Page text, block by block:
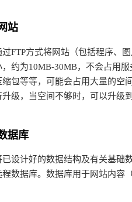
站
方式将网站（包括程序、图
，约为10MB-30MB，不会占用
缩包等等，可能会占用大量的空
升级，当空间不够时，可以升级
据库
计好的数据结构及有关基础数
程数据库。数据库用于网站内容